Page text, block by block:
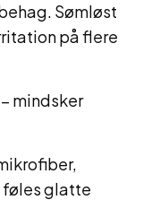
Sømløst
på flere
– mindsker
føles glatte